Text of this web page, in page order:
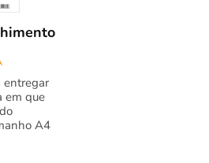
entregar
em que
A4